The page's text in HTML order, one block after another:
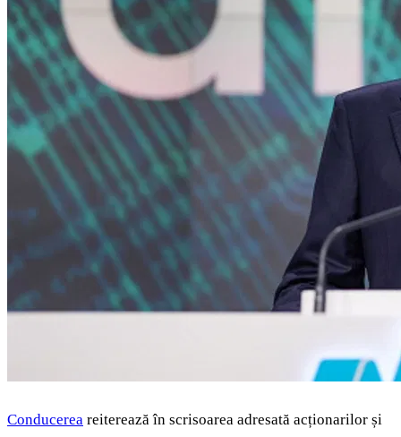
Conducerea reiterează în scrisoarea adresată acționarilor și